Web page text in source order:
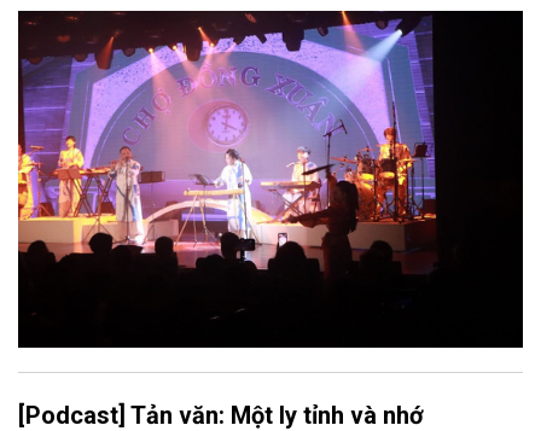
Long (số 31 - 33 phố Lương Văn Can, phường Hoàn Kiếm).
[Podcast] Tản văn: Một ly tỉnh và nhớ